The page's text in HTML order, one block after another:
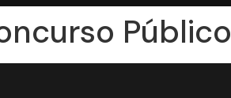
Público